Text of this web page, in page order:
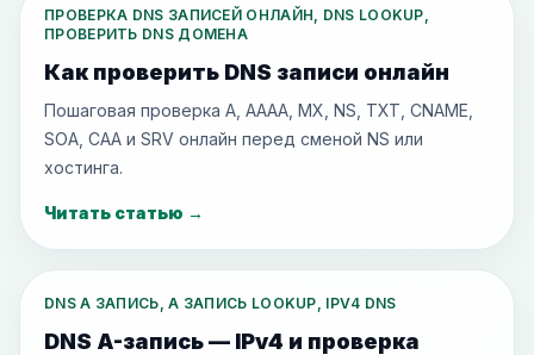
ПРОВЕРКА DNS ЗАПИСЕЙ ОНЛАЙН, DNS LOOKUP,
ПРОВЕРИТЬ DNS ДОМЕНА
Как проверить DNS записи онлайн
Пошаговая проверка A, AAAA, MX, NS, TXT, CNAME,
SOA, CAA и SRV онлайн перед сменой NS или
хостинга.
Читать статью →
DNS A ЗАПИСЬ, A ЗАПИСЬ LOOKUP, IPV4 DNS
DNS A-запись — IPv4 и проверка